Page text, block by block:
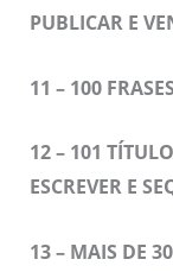
PUBLICAR E
11 – 100
12 – 101
ESCREVER E
13 – MAIS DE